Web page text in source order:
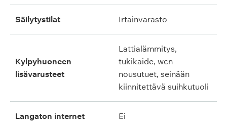
säilytystilat irtainvarasto
kylpyhuoneen
lisävarusteet
lattialämmitys,
tukikaide, wcn
nousutuet, seinään
kiinnitettävä suihkutuoli
langaton internet ei